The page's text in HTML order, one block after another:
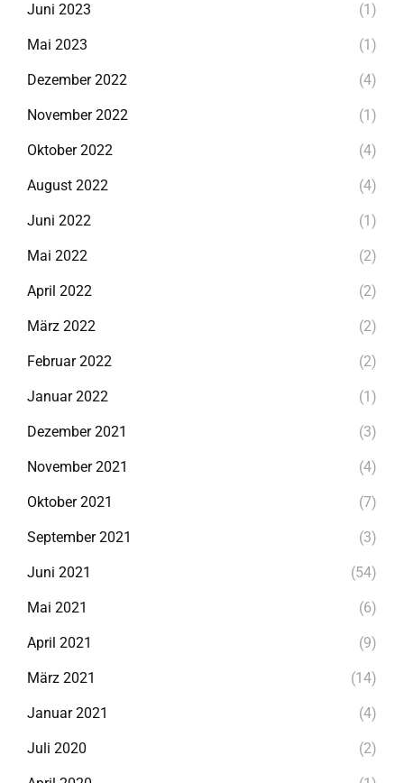
Juni 2023 (1)
Mai 2023 (1)
Dezember 2022 (4)
November 2022 (1)
Oktober 2022 (4)
August 2022 (4)
Juni 2022 (1)
Mai 2022 (2)
April 2022 (2)
März 2022 (2)
Februar 2022 (2)
Januar 2022 (1)
Dezember 2021 (3)
November 2021 (4)
Oktober 2021 (7)
September 2021 (3)
Juni 2021 (54)
Mai 2021 (6)
April 2021 (9)
März 2021 (14)
Januar 2021 (4)
Juli 2020 (2)